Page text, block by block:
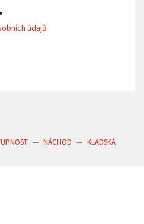
údajů
NÁCHOD
KLADSKÁ